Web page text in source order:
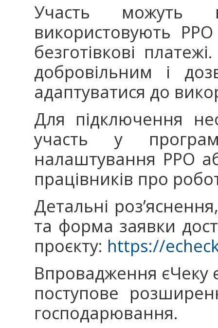
Участь можуть
використовують
безготівкові
добровільним і
адаптуватися до
Для підключення
участь у
налаштування РРО
працівників про
Детальні
та форма заявки
проєкту: https://
Впровадження єЧеку
поступове
господарювання.